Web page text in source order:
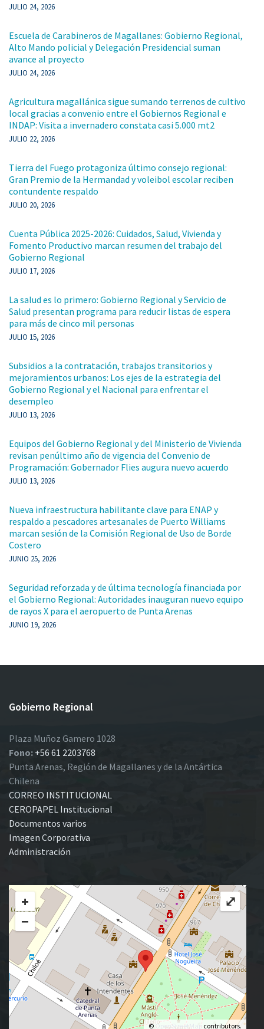
JULIO 24, 2026
Escuela de Carabineros de Magallanes: Gobierno Regional,
Alto Mando policial y Delegación Presidencial suman
avance al proyecto
JULIO 24, 2026
Agricultura magallánica sigue sumando terrenos de cultivo
local gracias a convenio entre el Gobiernos Regional e
INDAP: Visita a invernadero constata casi 5.000 mt2
JULIO 22, 2026
Tierra del Fuego protagoniza último consejo regional:
Gran Premio de la Hermandad y voleibol escolar reciben
contundente respaldo
JULIO 20, 2026
Cuenta Pública 2025-2026: Cuidados, Salud, Vivienda y
Fomento Productivo marcan resumen del trabajo del
Gobierno Regional
JULIO 17, 2026
La salud es lo primero: Gobierno Regional y Servicio de
Salud presentan programa para reducir listas de espera
para más de cinco mil personas
JULIO 15, 2026
Subsidios a la contratación, trabajos transitorios y
mejoramientos urbanos: Los ejes de la estrategia del
Gobierno Regional y el Nacional para enfrentar el
desempleo
JULIO 13, 2026
Equipos del Gobierno Regional y del Ministerio de Vivienda
revisan penúltimo año de vigencia del Convenio de
Programación: Gobernador Flies augura nuevo acuerdo
JULIO 13, 2026
Nueva infraestructura habilitante clave para ENAP y
respaldo a pescadores artesanales de Puerto Williams
marcan sesión de la Comisión Regional de Uso de Borde
Costero
JUNIO 25, 2026
Seguridad reforzada y de última tecnología financiada por
el Gobierno Regional: Autoridades inauguran nuevo equipo
de rayos X para el aeropuerto de Punta Arenas
JUNIO 19, 2026
Gobierno Regional
Plaza Muñoz Gamero 1028
Fono: +56 61 2203768
Punta Arenas, Región de Magallanes y de la Antártica
Chilena
CORREO INSTITUCIONAL
CEROPAPEL Institucional
Documentos varios
Imagen Corporativa
Administración
+
−
© OpenStreetMap contributors.
⤢